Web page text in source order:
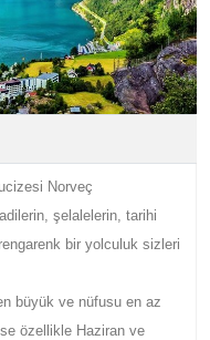
Norveç
şelalelerin, tarihi
bir yolculuk sizleri
büyük ve nüfusu en az
özellikle Haziran ve